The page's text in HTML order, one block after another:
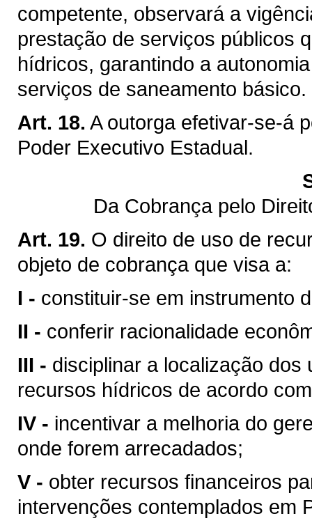
competente, observará a
prestação de serviços públicos
hídricos, garantindo a
serviços de saneamento básico.
Art. 18. A outorga efetivar-se-á
Poder Executivo Estadual.
Da Cobrança pelo
Art. 19. O direito de uso de
objeto de cobrança que visa a:
I - constituir-se em instrumento
II - conferir racionalidade
III - disciplinar a localização
recursos hídricos de acordo
IV - incentivar a melhoria do
onde forem arrecadados;
V - obter recursos financeiros
intervenções contemplados em